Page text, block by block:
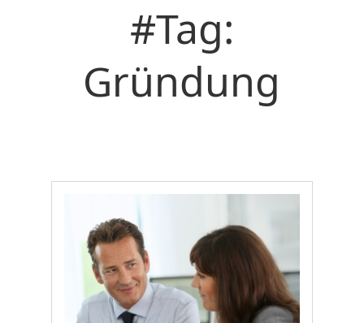
#Tag:
Gründung